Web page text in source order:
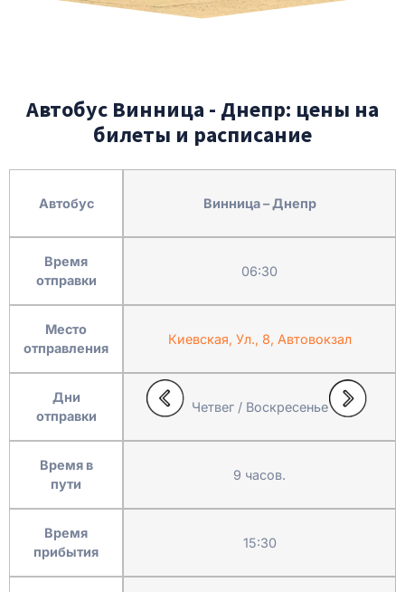
Автобус Винница - Днепр: цены на
билеты и расписание
Автобус
Время
отправки
Место
отправления
Дни
отправки
Время в
пути
Время
прибытия
Винница – Днепр
06:30
Киевская, Ул., 8, Автовокзал
Четвег / Воскресенье
9 часов.
15:30